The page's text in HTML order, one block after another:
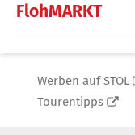
FlohMARKT
Werben auf STOL
Tourentipps